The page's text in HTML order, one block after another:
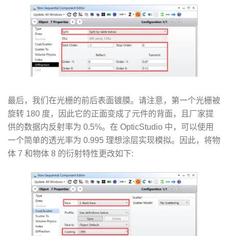
最后，我们在光栅的前后表面镀膜。请注意，第一个光栅被
旋转 180 度，因此它的正面变成了元件的背面，且厂家提
供的数据内反射率为 0.5%。在 OpticStudio 中，可以使用
一个简单的透光率为 0.995 理想涂层实现模拟。因此，将物
体 7 和物体 8 的衍射特性更改如下: